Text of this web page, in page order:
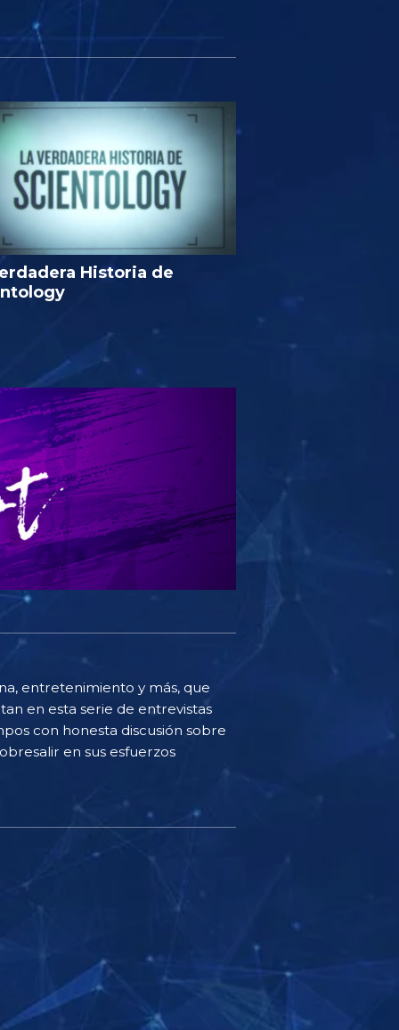
Historia de
entretenimiento y más, que
en esta serie de entrevistas
con honesta discusión sobre
en sus esfuerzos